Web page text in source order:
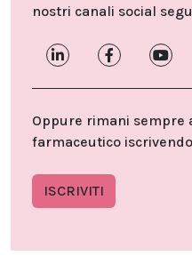
nostri canali social
Oppure rimani sempre
farmaceutico
ISCRIVITI